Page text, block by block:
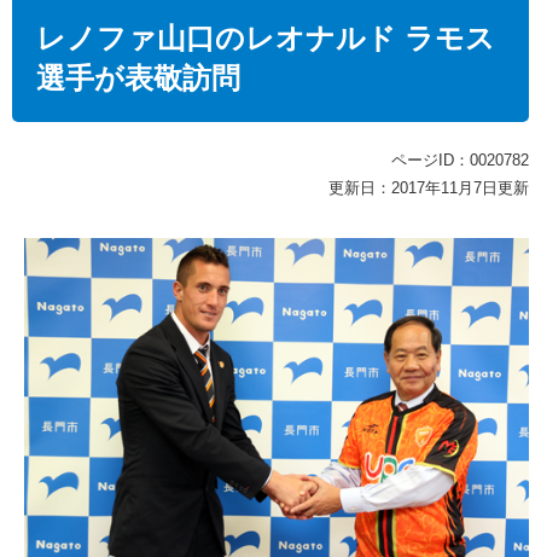
レノファ山口のレオナルド ラモス
選手が表敬訪問
ページID：0020782
更新日：2017年11月7日更新